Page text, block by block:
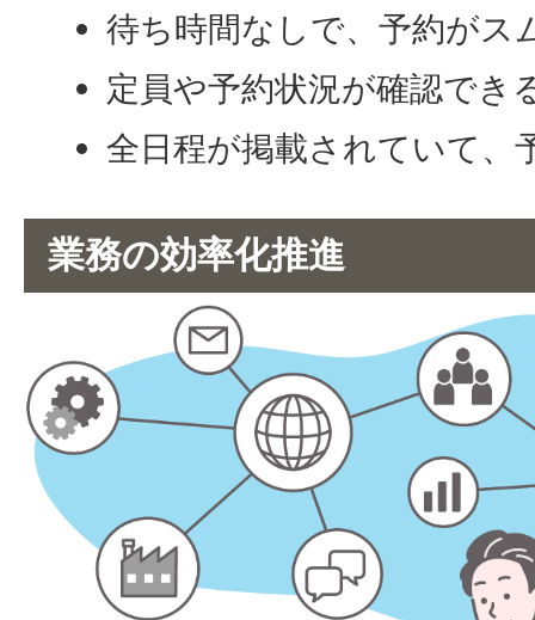
待ち時間なしで、予約がス
定員や予約状況が確認でき
全日程が掲載されていて、
業務の効率化推進